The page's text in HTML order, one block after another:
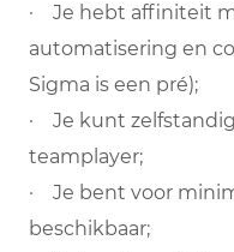
· Je hebt affiniteit
automatisering en
Sigma is een pré);
· Je kunt
teamplayer;
· Je bent voor
beschikbaar;